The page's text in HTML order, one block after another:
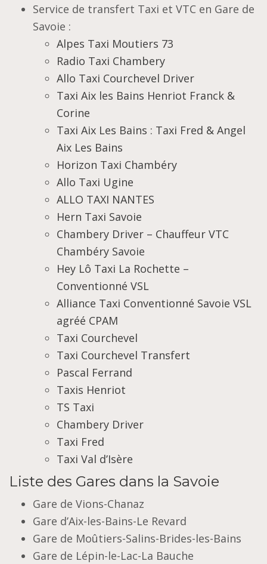
Service de transfert Taxi et VTC en Gare de
Savoie :
Alpes Taxi Moutiers 73
Radio Taxi Chambery
Allo Taxi Courchevel Driver
Taxi Aix les Bains Henriot Franck &
Corine
Taxi Aix Les Bains : Taxi Fred & Angel
Aix Les Bains
Horizon Taxi Chambéry
Allo Taxi Ugine
ALLO TAXI NANTES
Hern Taxi Savoie
Chambery Driver – Chauffeur VTC
Chambéry Savoie
Hey Lô Taxi La Rochette –
Conventionné VSL
Alliance Taxi Conventionné Savoie VSL
agréé CPAM
Taxi Courchevel
Taxi Courchevel Transfert
Pascal Ferrand
Taxis Henriot
TS Taxi
Chambery Driver
Taxi Fred
Taxi Val d’Isère
Liste des Gares dans la Savoie
Gare de Vions-Chanaz
Gare d’Aix-les-Bains-Le Revard
Gare de Moûtiers-Salins-Brides-les-Bains
Gare de Lépin-le-Lac-La Bauche